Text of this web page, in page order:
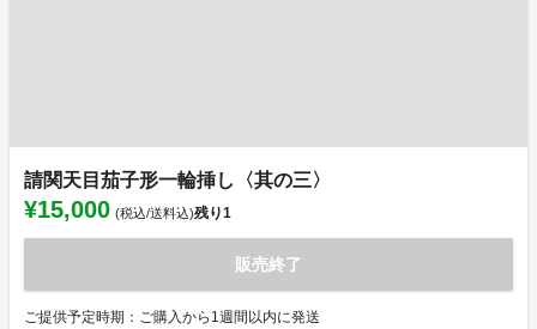
請関天目茄子形一輪挿し〈其の三〉
¥15,000 (税込/送料込)残り1
販売終了
ご提供予定時期：ご購入から1週間以内に発送